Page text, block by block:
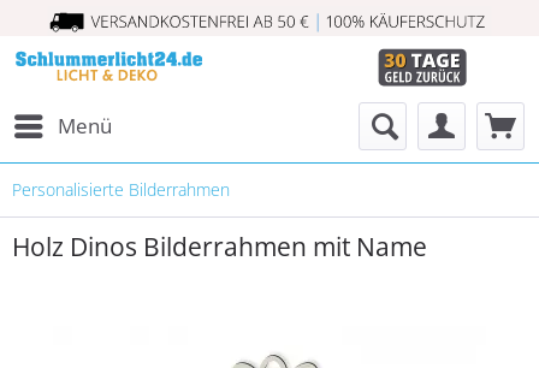
Menü
Personalisierte Bilderrahmen
Holz Dinos Bilderrahmen mit Name